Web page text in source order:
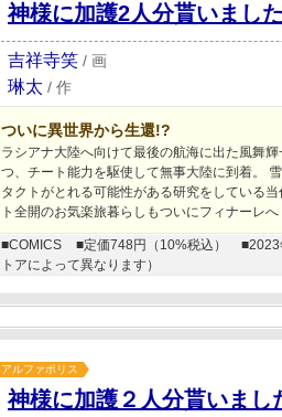
神様に加護2人分貰いまし
吉祥寺笑 / 画
琳太 / 作
ついに異世界から生還!?
ラシアナ大陸へ向けて最後の航海に出た風舞
つ、チート能力を駆使して無事大陸に到着。
タクトがとれる可能性がある研究をしている
ト全開のお気楽旅暮らしもついにフィナーレへ
■COMICS ■定価748円（10%税込）
■2023
トアによって異なります）
アルファポリス
神様に加護２人分貰いまし